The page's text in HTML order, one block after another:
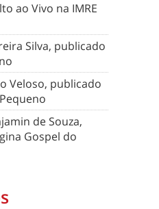
ao Vivo na IMRE
Silva, publicado
Veloso, publicado
de Souza,
Gospel do